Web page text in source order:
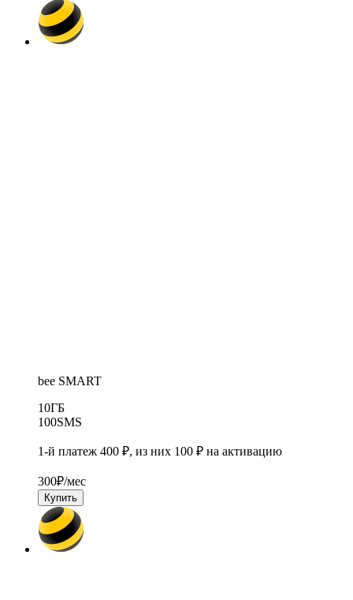
bee SMART
10ГБ
100SMS
1-й платеж 400 ₽, из них 100 ₽ на активацию
300₽/мес
Купить